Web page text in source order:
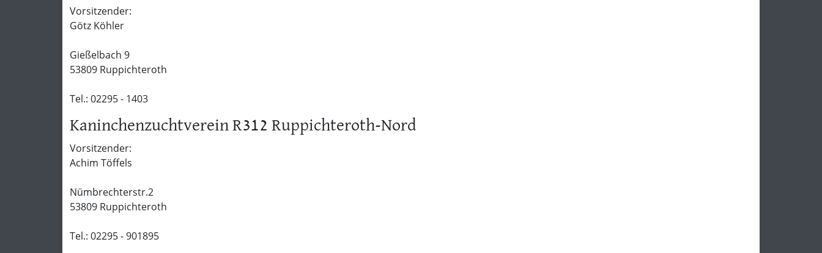
Vorsitzender:
Götz Köhler
Gießelbach 9
53809 Ruppichteroth
Tel.: 02295 - 1403
Kaninchenzuchtverein R312 Ruppichteroth-Nord
Vorsitzender:
Achim Töffels
Nümbrechterstr.2
53809 Ruppichteroth
Tel.: 02295 - 901895